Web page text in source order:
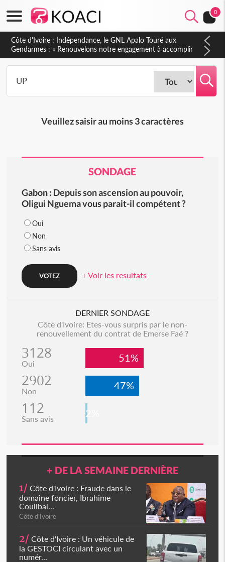
0
Côte d'Ivoire : Indépendance, le GNL Apalo Touré aux
Gendarmes : « Renouvelons notre engagement à accomplir
notre mission avec honneur, discipline, loyauté et
dévouement »
Afrique
Soudan du sud
Cedeao
Veuillez saisir au moins 3 caractères
SONDAGE
Gabon : Depuis son ascension au pouvoir,
Oligui Nguema vous parait-il compétent ?
Oui
Non
Sans avis
+ Voir les resultats
DERNIER SONDAGE
Côte d'Ivoire: Etes-vous surpris par le non-
renouvellement du contrat de Emerse Faé ?
3128
Oui 51%
2902
Non 47%
112
Sans avis 2%
+ DE LA SEMAINE DERNIÈRE
1/ Côte d'Ivoire : Fraude dans le
domaine foncier, Ibrahime
Coulibal...
Côte d'Ivoire
2/ Côte d'Ivoire : Un véhicule de
la GESTOCI circulant avec un
numér...